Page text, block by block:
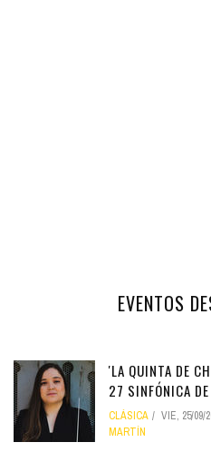
EVENTOS
'LA QUINTA DE
27 SINFÓNICA
CLÁSICA VIE, 25/09/
MARTÍN